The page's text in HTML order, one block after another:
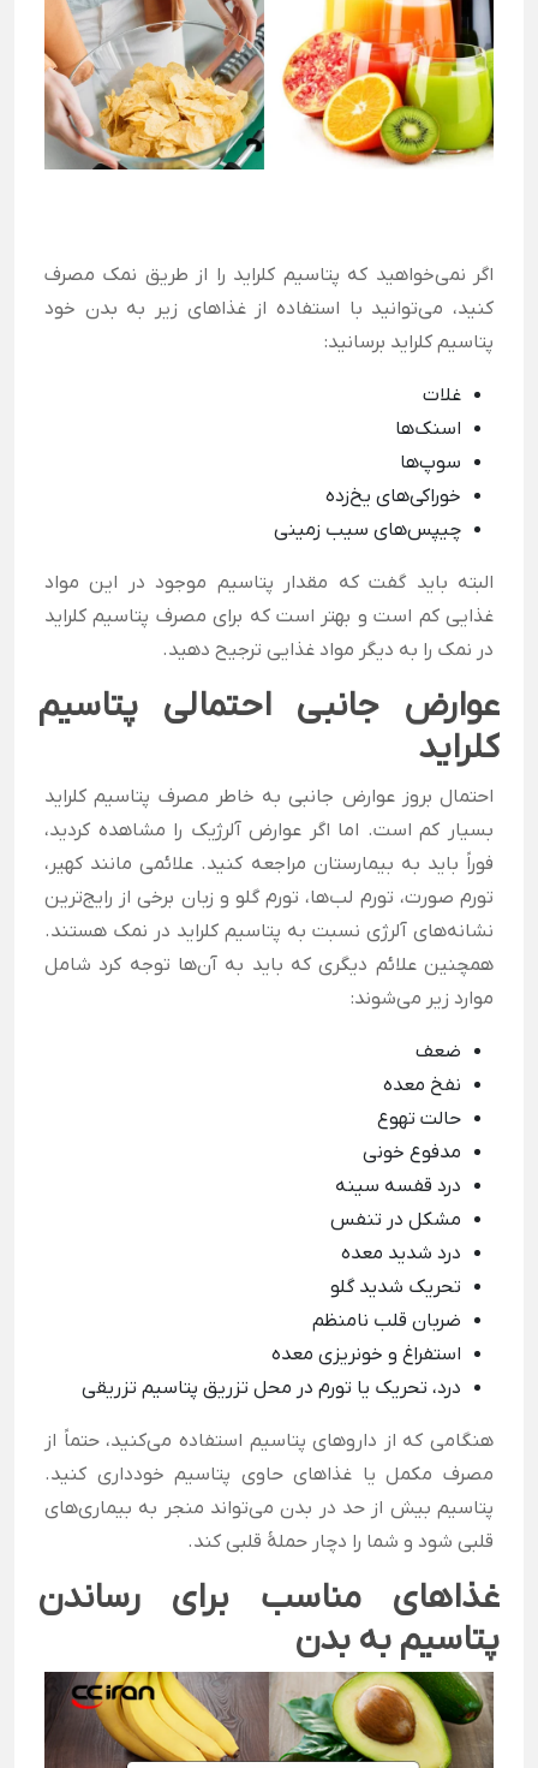
اگر نمی‌خواهید که پتاسیم کلراید را از طریق نمک مصرف
کنید، می‌توانید با استفاده از غذاهای زیر به بدن خود
پتاسیم کلراید برسانید:
غلات
اسنک‌ها
سوپ‌ها
خوراکی‌های یخ‌زده
چیپس‌های سیب زمینی
البته باید گفت که مقدار پتاسیم موجود در این مواد
غذایی کم است و بهتر است که برای مصرف پتاسیم کلراید
در نمک را به دیگر مواد غذایی ترجیح دهید.
عوارض جانبی احتمالی پتاسیم
کلراید
احتمال بروز عوارض جانبی به خاطر مصرف پتاسیم کلراید
بسیار کم است. اما اگر عوارض آلرژیک را مشاهده کردید،
فوراً باید به بیمارستان مراجعه کنید. علائمی مانند کهیر،
تورم صورت، تورم لب‌ها، تورم گلو و زبان برخی از رایج‌ترین
نشانه‌های آلرژی نسبت به پتاسیم کلراید در نمک هستند.
همچنین علائم دیگری که باید به آن‌ها توجه کرد شامل
موارد زیر می‌شوند:
ضعف
نفخ معده
حالت تهوع
مدفوع خونی
درد قفسه سینه
مشکل در تنفس
درد شدید معده
تحریک شدید گلو
ضربان قلب نامنظم
استفراغ و خونریزی معده
درد، تحریک یا تورم در محل تزریق پتاسیم تزریقی
هنگامی که از داروهای پتاسیم استفاده می‌کنید، حتماً از
مصرف مکمل یا غذاهای حاوی پتاسیم خودداری کنید.
پتاسیم بیش از حد در بدن می‌تواند منجر به بیماری‌های
قلبی شود و شما را دچار حملۀ قلبی کند.
غذاهای مناسب برای رساندن
پتاسیم به بدن